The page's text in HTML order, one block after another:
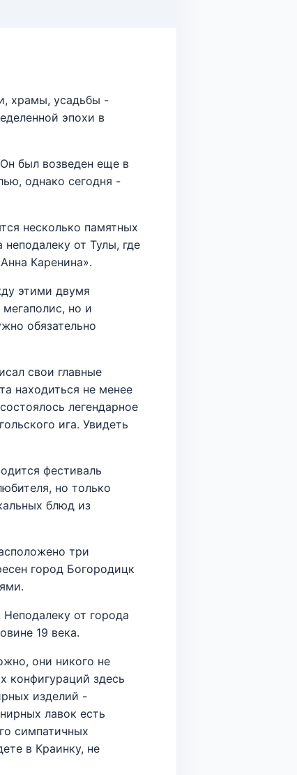
храмы, усадьбы -
эпохи в
был возведен еще в
однако сегодня -
несколько памятных
от Тулы, где
Каренина».
этими двумя
но и
обязательно
свои главные
находиться не менее
легендарное
ига. Увидеть
фестиваль
но только
блюд из
три
город Богородицк
от города
19 века.
они никого не
конфигураций здесь
изделий -
лавок есть
симпатичных
в Краинку, не